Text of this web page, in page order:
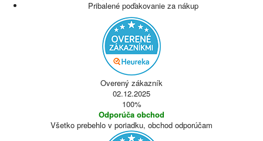
Pribalené poďakovanie za nákup
Overený zákazník
02.12.2025
100%
Odporúča obchod
Všetko prebehlo v poriadku, obchod odporúčam